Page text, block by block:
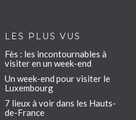
LES PLUS VUS
Fès : les incontournables à
visiter en un week-end
Un week-end pour visiter le
Luxembourg
7 lieux à voir dans les Hauts-
de-France